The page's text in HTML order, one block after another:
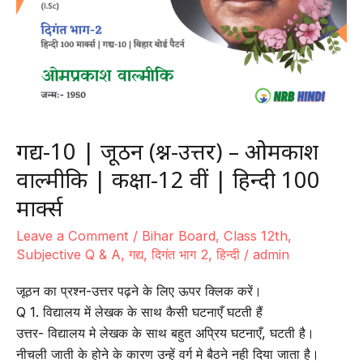
कक्षा-12
गद्य-10 | जूठन (प्रश्न-उत्तर) – ओमप्रकाश
वाल्मीकि | कक्षा-12 वीं | हिन्दी 100
मार्क्स
Leave a Comment / Bihar Board, Class 12th,
Subjective Q & A, गद्य, दिगंत भाग 2, हिन्दी / admin
जूठन का प्रश्न-उत्तर पढ़ने के लिए ऊपर क्लिक करें।
Q 1. विद्यालय में लेखक के साथ कैसी घटनाएँ घटती हैं
उत्तर- विद्यालय मे लेखक के साथ बहुत अप्रिय घटनाएँ, घटती है।
नीचली जाती के होने के कारण उन्हें वर्ग मे बैठने नही दिया जाता है।